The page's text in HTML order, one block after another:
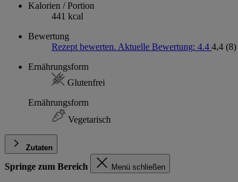
Kalorien / Portion
441 kcal
Bewertung
Rezept bewerten. Aktuelle Bewertung: 4.4 4,4 (8)
Ernährungsform
Glutenfrei
Ernährungsform
Vegetarisch
Zutaten
Springe zum Bereich Menü schließen